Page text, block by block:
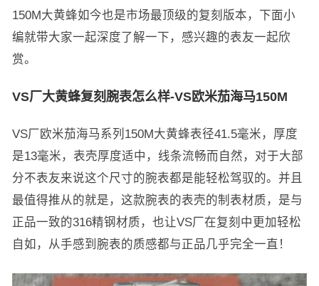
150M大黄蜂如今也是市场最顶级的复刻版本，下面小
编就带大家一起深度了解一下，感兴趣的表友一起欣
赏。
VS厂大黄蜂复刻腕表怎么样-VS欧米茄海马150M
VS厂欧米茄海马系列150M大黄蜂表径41.5毫米，厚度
是13毫米，表壳厚度适中，线条流畅而自然，对于大部
分不表友来说这个尺寸的腕表都是能轻松驾驭的。并且
最值得推从的就是，这款腕表的表壳的制表材质，是与
正品一致的316精钢材质，也让VS厂在复刻中更加轻松
自如，从手感到腕表的质感都与正品几乎完全一直！